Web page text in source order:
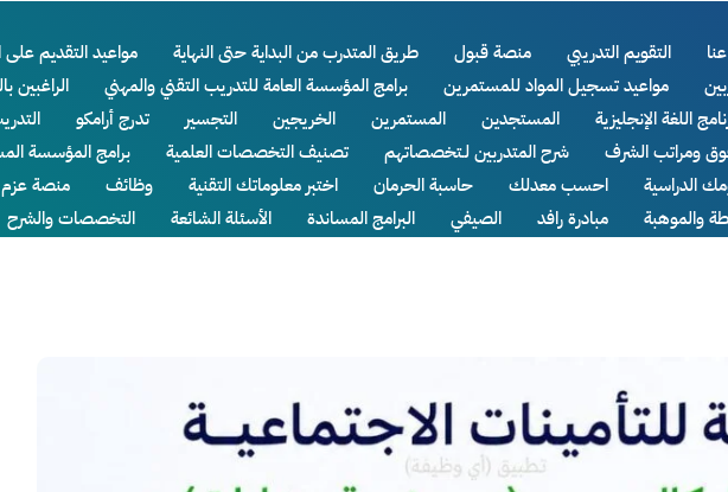
التقويم التدريبي منصة قبول طريق المتدرب من البداية حتى النهاية
مواعيد التقديم على
مواعيد تسجيل المواد للمستمرين برامج المؤسسة العامة للتدريب التقني والمهني
الراغبين
اللغة الإنجليزية المستجدين المستمرين الخريجين التجسير تدرج أرامكو
ومراتب الشرف شرح المتدربين لـتخصصاتهم تصنيف التخصصات العلمية برامج المؤسسة
الدراسية احسب معدلك حاسبة الحرمان اختبر معلوماتك التقنية وظائف منصة
والموهبة مبادرة رافد الصيفي البرامج المساندة الأسئلة الشائعة التخصصات والشرح